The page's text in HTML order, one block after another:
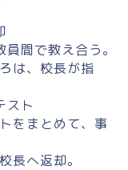
間で教え合う。
は、校長が指
ト
をまとめて、事
長へ返却。